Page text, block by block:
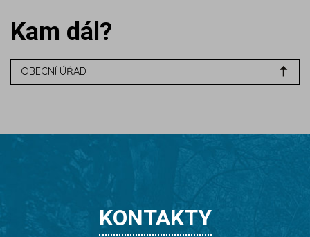
Kam dál?
OBECNÍ ÚŘAD
KONTAKTY